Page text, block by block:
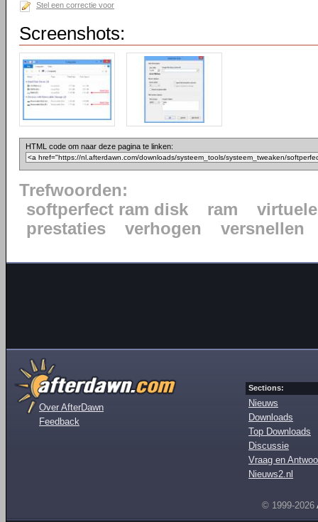
Stel een correctie voor
Screenshots:
HTML code om naar deze pagina te linken:
Trefwoorden:
softperfect ram disk
ram
prestaties
verhogen versnellen
Over AfterDawn
Feedback
Sections:
Nieuws
Downloads
Top Downloads
Discussie
Vraag en
Nieuws2.nl
© 1999-2026